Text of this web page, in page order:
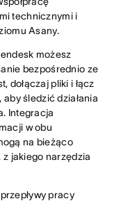
technicznymi i
Asany.
możesz
bezpośrednio ze
dołączaj pliki i łącz
śledzić działania
Integracja
w obu
na bieżąco
jakiego narzędzia
pracy